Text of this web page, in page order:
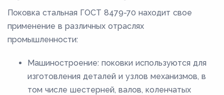
Поковка стальная ГОСТ 8479-70 находит свое
применение в различных отраслях
промышленности:
Машиностроение: поковки используются для
изготовления деталей и узлов механизмов, в
том числе шестерней, валов, коленчатых